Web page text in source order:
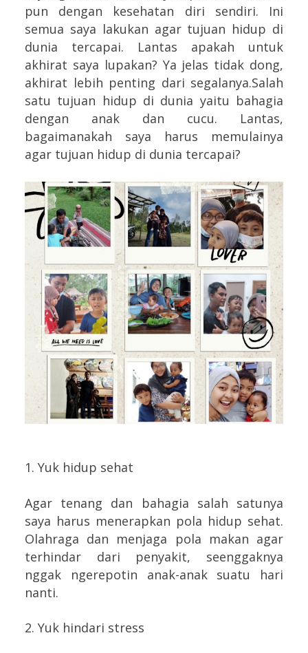
pun dengan kesehatan diri sendiri. Ini
semua saya lakukan agar tujuan hidup di
dunia tercapai. Lantas apakah untuk
akhirat saya lupakan? Ya jelas tidak dong,
akhirat lebih penting dari segalanya.Salah
satu tujuan hidup di dunia yaitu bahagia
dengan anak dan cucu. Lantas,
bagaimanakah saya harus memulainya
agar tujuan hidup di dunia tercapai?
1. Yuk hidup sehat
Agar tenang dan bahagia salah satunya
saya harus menerapkan pola hidup sehat.
Olahraga dan menjaga pola makan agar
terhindar dari penyakit, seenggaknya
nggak ngerepotin anak-anak suatu hari
nanti.
2. Yuk hindari stress